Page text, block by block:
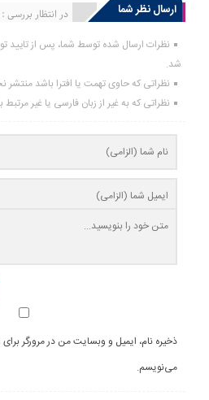
ارسال نظر شما
در انتظار بررسی : 0 انتشار یافته : 0
نظرات ارسال شده توسط شما، پس از تایید
شد.
نظراتی که حاوی تهمت یا افترا باشد منتشر
نظراتی که به غیر از زبان فارسی یا غیر
ذخیره نام، ایمیل و وبسایت من در مرورگر
می‌نویسم.